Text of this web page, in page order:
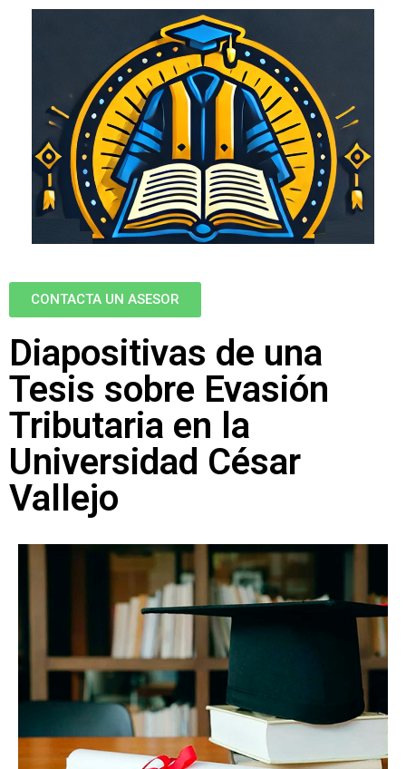
CONTACTA UN ASESOR
Diapositivas de una
Tesis sobre Evasión
Tributaria en la
Universidad César
Vallejo